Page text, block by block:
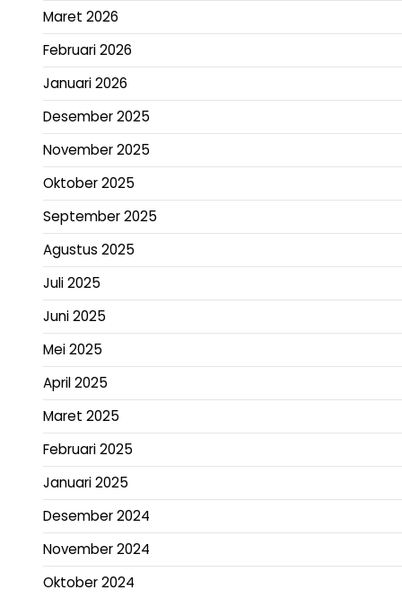
Maret 2026
Februari 2026
Januari 2026
Desember 2025
November 2025
Oktober 2025
September 2025
Agustus 2025
Juli 2025
Juni 2025
Mei 2025
April 2025
Maret 2025
Februari 2025
Januari 2025
Desember 2024
November 2024
Oktober 2024